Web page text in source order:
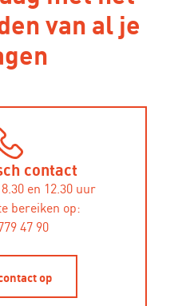
van al je
contact
en 12.30 uur
bereiken op:
47 90
op